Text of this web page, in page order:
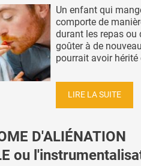
Un enfant qui
comporte de
durant les repas ou
goûter à de
pourrait avoir hérité
LIRE LA SUITE
D'ALIÉNATION
ou